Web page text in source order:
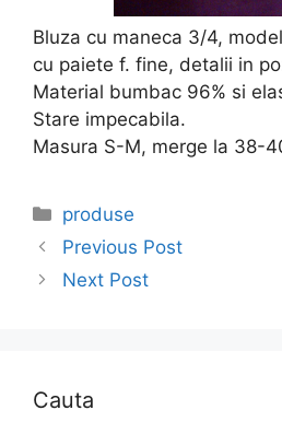
Bluza cu maneca 3/4,
cu paiete f. fine, detalii in
Material bumbac 96% si
Stare impecabila.
Masura S-M, merge la 38-
Categories
produse
Previous Post
Next Post
Cauta